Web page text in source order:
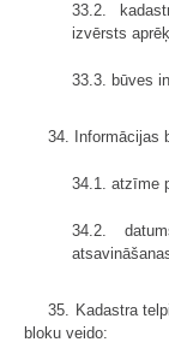
33.2.
izvērsts
33.3. būves
34. Informācijas
34.1. atzīme
34.2.
35. Kadastra
bloku veido: